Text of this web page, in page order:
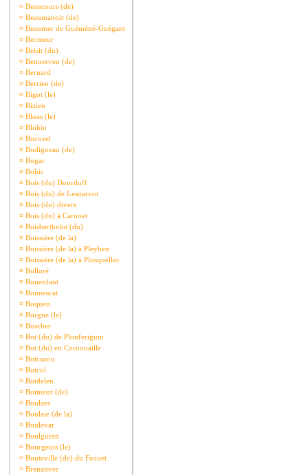
¤ Beaucours (de)
¤ Beaumanoir (de)
¤ Beaumer de Guéméné-Guégant
¤ Becmeur
¤ Beisit (du)
¤ Bennerven (de)
¤ Bernard
¤ Berrien (de)
¤ Bigot (le)
¤ Bizien
¤ Bloas (le)
¤ Blohio
¤ Bocozel
¤ Bodigneau (de)
¤ Bogar
¤ Bohic
¤ Bois (du) Dourduff
¤ Bois (du) de Lesnarvor
¤ Bois (du) divers
¤ Bois (du) à Carnoet
¤ Boisberthelot (du)
¤ Boissière (de la)
¤ Boissière (de la) à Pleyben
¤ Boissière (de la) à Plusquellec
¤ Bolloré
¤ Bonenfant
¤ Bonnescat
¤ Boquen
¤ Borgne (le)
¤ Boscher
¤ Bot (du) de Plouferiguin
¤ Bot (du) en Cornouaille
¤ Botcazou
¤ Botcol
¤ Botdelen
¤ Botmeur (de)
¤ Boulaes
¤ Boulaie (de la)
¤ Boulevar
¤ Boulguern
¤ Bourgeois (le)
¤ Bouteville (de) du Faouet
¤ Brenanvec